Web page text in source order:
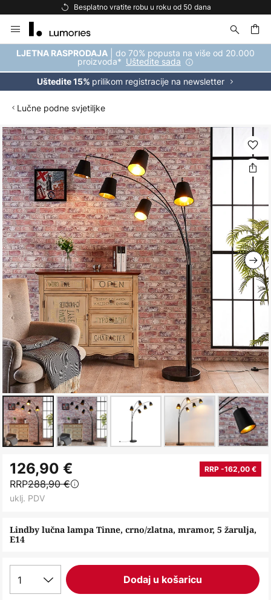
Besplatno vratite robu u roku od 50 dana
to
Content
LJETNA RASPRODAJA | do 70% popusta na više od 20.000
proizvoda* Uštedite sada
Uštedite 15% prilikom registracije na newsletter
Lučne podne svjetiljke
Skip
to
the
end
of
the
images
gallery
to
the
beginning
the
images
gallery
Lindby lučna lampa Tinne, crno/zlatna, mramor, 5 žarulja,
E14
126,90 € RRP -162,00 €
RRP288,90 €
uklj. PDV
1 Dodaj u košaricu